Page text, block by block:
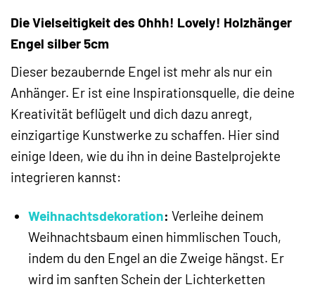
Die Vielseitigkeit des Ohhh! Lovely! Holzhänger
Engel silber 5cm
Dieser bezaubernde Engel ist mehr als nur ein
Anhänger. Er ist eine Inspirationsquelle, die deine
Kreativität beflügelt und dich dazu anregt,
einzigartige Kunstwerke zu schaffen. Hier sind
einige Ideen, wie du ihn in deine Bastelprojekte
integrieren kannst:
Weihnachtsdekoration: Verleihe deinem
Weihnachtsbaum einen himmlischen Touch,
indem du den Engel an die Zweige hängst. Er
wird im sanften Schein der Lichterketten